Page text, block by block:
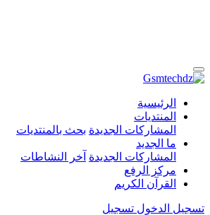
الرئيسية
المنتديات
المشاركات الجديدة بحث بالمنتديات
ما الجديد
المشاركات الجديدة آخر النشاطات
مركز الرفع
القرآن الكريم
تسجيل الدخول تسجيل